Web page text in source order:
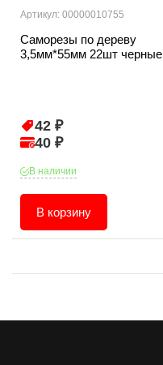
Артикул: 00000010755
Саморезы по дереву
3,5мм*55мм 22шт черные
42 ₽
40 ₽
В наличии
В корзину